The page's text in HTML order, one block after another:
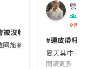
沒收😱出發前切記檢查
國旅遊的民眾，近期要
營養
香港
#連皮帶籽
夏天其中一
閱讀更多